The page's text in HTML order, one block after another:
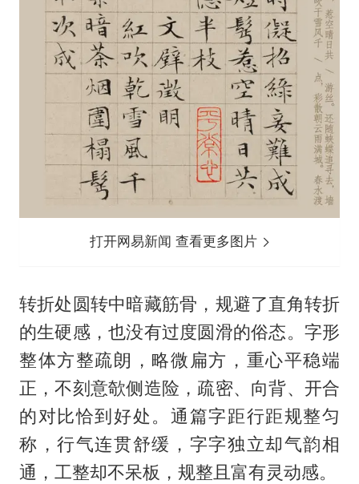
打开网易新闻 查看更多图片
转折处圆转中暗藏筋骨，规避了直角转折
的生硬感，也没有过度圆滑的俗态。字形
整体方整疏朗，略微扁方，重心平稳端
正，不刻意欹侧造险，疏密、向背、开合
的对比恰到好处。通篇字距行距规整匀
称，行气连贯舒缓，字字独立却气韵相
通，工整却不呆板，规整且富有灵动感。